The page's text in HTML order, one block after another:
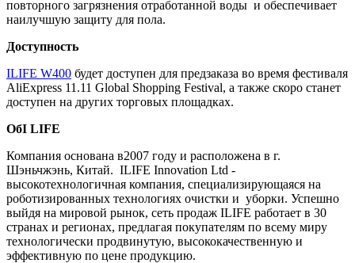
повторного загрязнения отработанной воды и обеспечивает
наилучшую защиту для пола.
Доступность
ILIFE W400 будет доступен для предзаказа во время фестиваля
AliExpress 11.11 Global Shopping Festival, а также скоро станет
доступен на других торговых площадках.
ОбI LIFE
Компания основана в2007 году и расположена в г.
Шэньчжэнь, Китай. ILIFE Innovation Ltd -
высокотехнологичная компания, специализирующаяся на
роботизированных технологиях очистки и уборки. Успешно
выйдя на мировой рынок, сеть продаж ILIFE работает в 30
странах и регионах, предлагая покупателям по всему миру
технологически продвинутую, высококачественную и
эффективную по цене продукцию.